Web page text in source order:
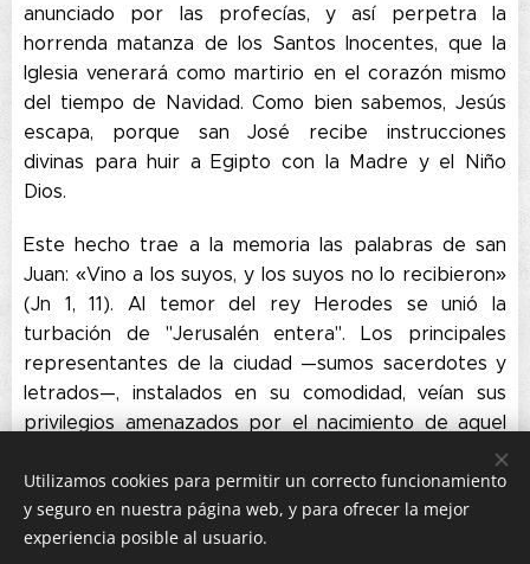
anunciado por las profecías, y así perpetra la
horrenda matanza de los Santos Inocentes, que la
Iglesia venerará como martirio en el corazón mismo
del tiempo de Navidad. Como bien sabemos, Jesús
escapa, porque san José recibe instrucciones
divinas para huir a Egipto con la Madre y el Niño
Dios.
Este hecho trae a la memoria las palabras de san
Juan: «Vino a los suyos, y los suyos no lo recibieron»
(Jn 1, 11). Al temor del rey Herodes se unió la
turbación de "Jerusalén entera". Los principales
representantes de la ciudad —sumos sacerdotes y
letrados—, instalados en su comodidad, veían sus
privilegios amenazados por el nacimiento de aquel
de quien estaba escrito que "será pastor de mi
pueblo, Israel" (cf. Miq 5, 1). El profeta lo había
anunciado, y ellos lo confirmaron, a disgusto. Belén
era la ciudad donde debía nacer. Sorprende su
Utilizamos cookies para permitir un correcto funcionamiento
y seguro en nuestra página web, y para ofrecer la mejor
experiencia posible al usuario.